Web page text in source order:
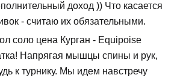
доход )) Что касается
- считаю их обязательными.
соло цена Курган - Equipoise
Напрягая мышцы спины и рук,
к турнику. Мы идем навстречу